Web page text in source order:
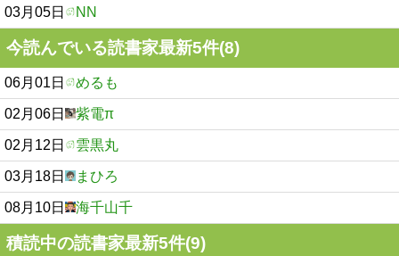
03月05日 NN
今読んでいる読書家最新5件(8)
06月01日 めるも
02月06日 紫電π
02月12日 雲黒丸
03月18日 まひろ
08月10日 海千山千
積読中の読書家最新5件(9)